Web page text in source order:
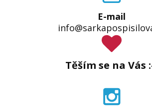
E-mail
Těším se na Vás